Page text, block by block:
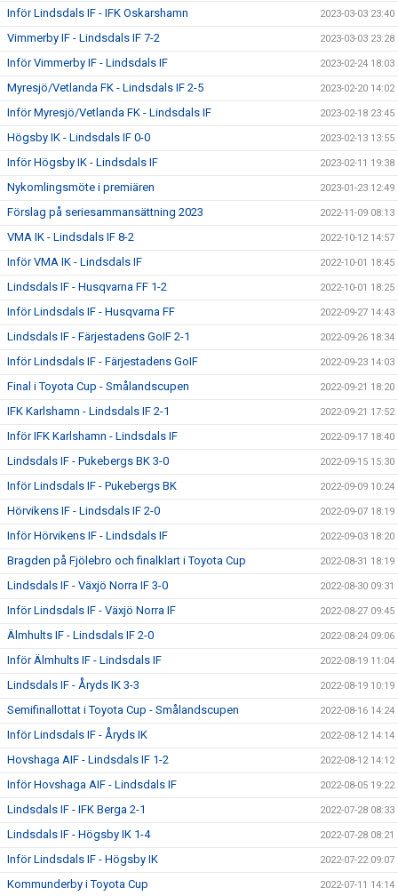
Inför Lindsdals IF - IFK Oskarshamn 2023-03-03 23:40
Vimmerby IF - Lindsdals IF 7-2 2023-03-03 23:28
Inför Vimmerby IF - Lindsdals IF 2023-02-24 18:03
Myresjö/Vetlanda FK - Lindsdals IF 2-5 2023-02-20 14:02
Inför Myresjö/Vetlanda FK - Lindsdals IF 2023-02-18 23:45
Högsby IK - Lindsdals IF 0-0 2023-02-13 13:55
Inför Högsby IK - Lindsdals IF 2023-02-11 19:38
Nykomlingsmöte i premiären 2023-01-23 12:49
Förslag på seriesammansättning 2023 2022-11-09 08:13
VMA IK - Lindsdals IF 8-2 2022-10-12 14:57
Inför VMA IK - Lindsdals IF 2022-10-01 18:45
Lindsdals IF - Husqvarna FF 1-2 2022-10-01 18:25
Inför Lindsdals IF - Husqvarna FF 2022-09-27 14:43
Lindsdals IF - Färjestadens GoIF 2-1 2022-09-26 18:34
Inför Lindsdals IF - Färjestadens GoIF 2022-09-23 14:03
Final i Toyota Cup - Smålandscupen 2022-09-21 18:20
IFK Karlshamn - Lindsdals IF 2-1 2022-09-21 17:52
Inför IFK Karlshamn - Lindsdals IF 2022-09-17 18:40
Lindsdals IF - Pukebergs BK 3-0 2022-09-15 15:30
Inför Lindsdals IF - Pukebergs BK 2022-09-09 10:24
Hörvikens IF - Lindsdals IF 2-0 2022-09-07 18:19
Inför Hörvikens IF - Lindsdals IF 2022-09-03 18:20
Bragden på Fjölebro och finalklart i Toyota Cup 2022-08-31 18:19
Lindsdals IF - Växjö Norra IF 3-0 2022-08-30 09:31
Inför Lindsdals IF - Växjö Norra IF 2022-08-27 09:45
Älmhults IF - Lindsdals IF 2-0 2022-08-24 09:06
Inför Älmhults IF - Lindsdals IF 2022-08-19 11:04
Lindsdals IF - Åryds IK 3-3 2022-08-19 10:19
Semifinallottat i Toyota Cup - Smålandscupen 2022-08-16 14:24
Inför Lindsdals IF - Åryds IK 2022-08-12 14:14
Hovshaga AIF - Lindsdals IF 1-2 2022-08-12 14:12
Inför Hovshaga AIF - Lindsdals IF 2022-08-05 19:22
Lindsdals IF - IFK Berga 2-1 2022-07-28 08:33
Lindsdals IF - Högsby IK 1-4 2022-07-28 08:21
Inför Lindsdals IF - Högsby IK 2022-07-22 09:07
Kommunderby i Toyota Cup 2022-07-11 14:14